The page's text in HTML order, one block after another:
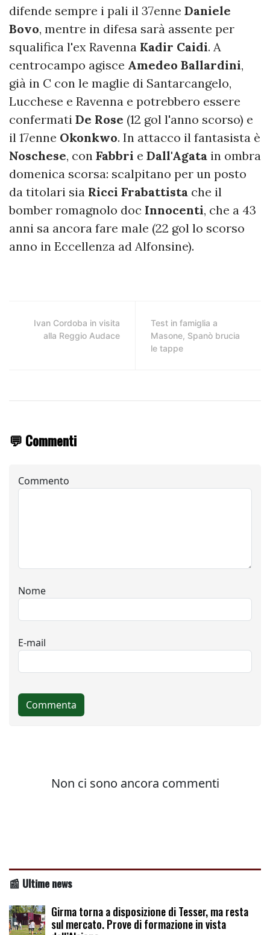
difende sempre i pali il 37enne Daniele
Bovo, mentre in difesa sarà assente per
squalifica l'ex Ravenna Kadir Caidi. A
centrocampo agisce Amedeo Ballardini,
già in C con le maglie di Santarcangelo,
Lucchese e Ravenna e potrebbero essere
confermati De Rose (12 gol l'anno scorso) e
il 17enne Okonkwo. In attacco il fantasista è
Noschese, con Fabbri e Dall'Agata in ombra
domenica scorsa: scalpitano per un posto
da titolari sia Ricci Frabattista che il
bomber romagnolo doc Innocenti, che a 43
anni sa ancora fare male (22 gol lo scorso
anno in Eccellenza ad Alfonsine).
Ivan Cordoba in visita
alla Reggio Audace
Test in famiglia a
Masone, Spanò brucia
le tappe
💬 Commenti
📰 Ultime news
Girma torna a disposizione di Tesser, ma resta
sul mercato. Prove di formazione in vista